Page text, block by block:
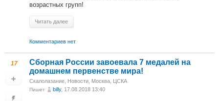
возрастных групп!
Читать далее
Комментариев нет
17
Сборная России завоевала 7 медалей на
домашнем первенстве мира!
Скалолазание Новости Москва, ЦСКА
Пишет billy, 17.08.2018 13:40